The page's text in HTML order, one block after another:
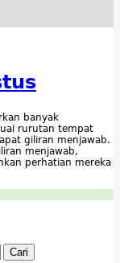
banyak
rurutan tempat
giliran menjawab.
menjawab,
perhatian mereka